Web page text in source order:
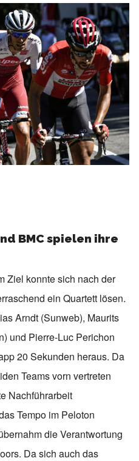
BMC spielen ihre
Ziel konnte sich nach der
ein Quartett lösen.
Arndt (Sunweb), Maurits
und Pierre-Luc Perichon
20 Sekunden heraus. Da
Teams vorn vertreten
Nachführarbeit
Tempo im Peloton
die Verantwortung
Da sich auch das